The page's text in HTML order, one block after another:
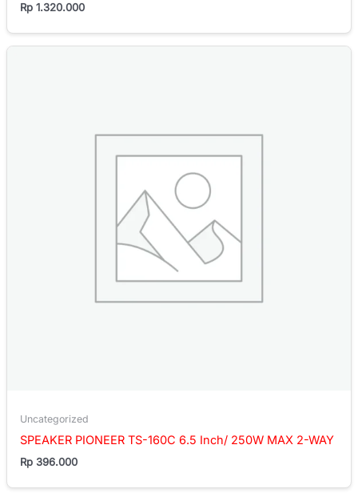
Rp 1.320.000
Uncategorized
SPEAKER PIONEER TS-160C 6.5 Inch/ 250W MAX 2-WAY
Rp 396.000